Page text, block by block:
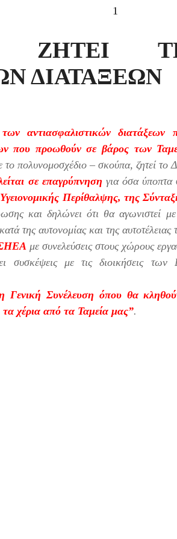
1
ΔΙΑΤΑΞΕΩΝ
αντιασφαλιστικών διατάξεων
που προωθούν σε βάρος των
πολυνομοσχέδιο – σκούπα, ζητεί το
σε επαγρύπνηση για όσα ύποπτα
Υγειονομικής Περίθαλψης, της
και δηλώνει ότι θα αγωνιστεί
της αυτονομίας και της
με συνελεύσεις στους χώρους
συσκέψεις με τις διοικήσεις
Γενική Συνέλευση όπου θα
χέρια από τα Ταμεία μας”.